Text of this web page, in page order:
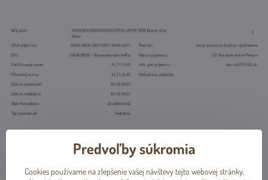
Diskusia Nový komentár
Predvoľby súkromia
Cookies používame na zlepšenie vašej návštevy tejto webovej stránky,